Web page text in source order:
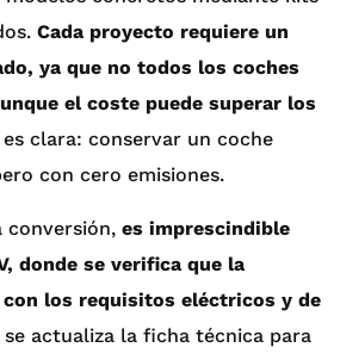
Cada proyecto requiere un
ya que no todos los coches
el coste puede superar los
clara: conservar un coche
con cero emisiones.
conversión, es imprescindible
donde se verifica que la
los requisitos eléctricos y de
se actualiza la ficha técnica para